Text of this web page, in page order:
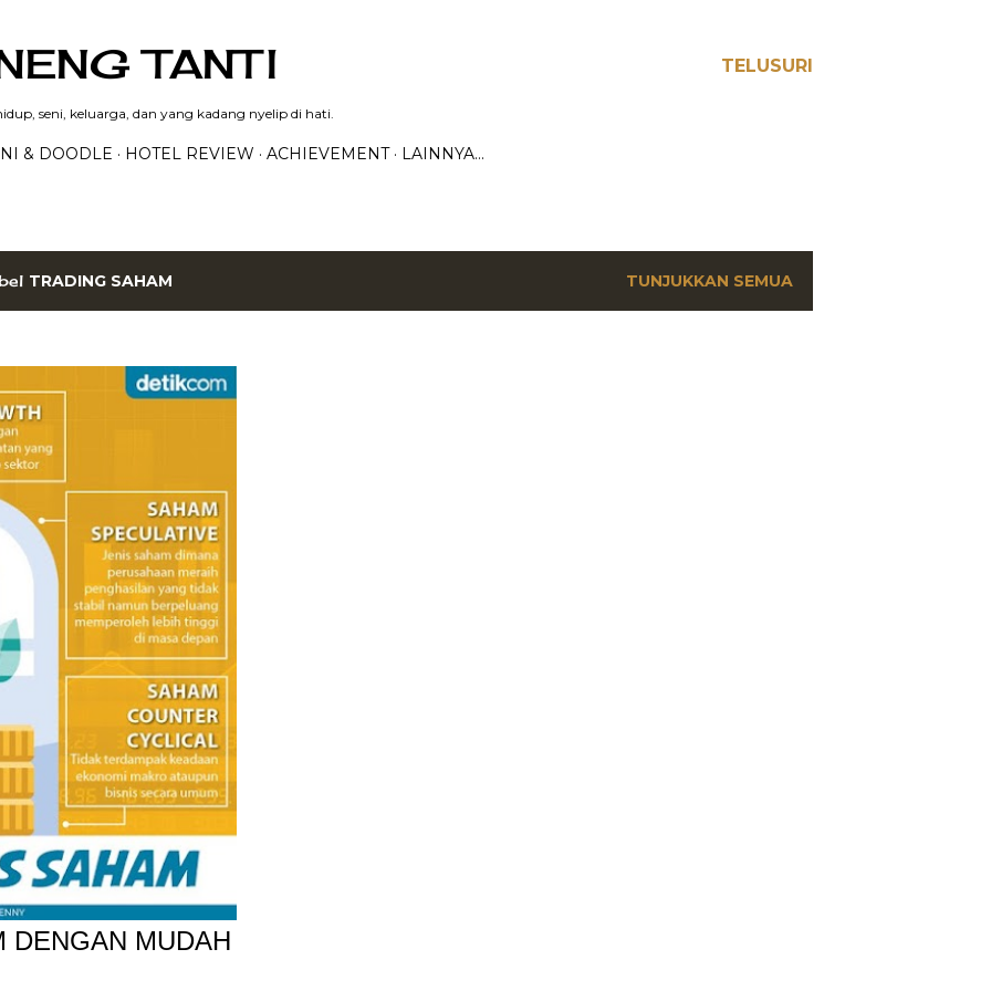
TELUSURI
TANTI
seni, keluarga, dan yang kadang nyelip di hati.
& DOODLE HOTEL REVIEW ACHIEVEMENT LAINNYA…
TRADING SAHAM TUNJUKKAN SEMUA
DENGAN MUDAH